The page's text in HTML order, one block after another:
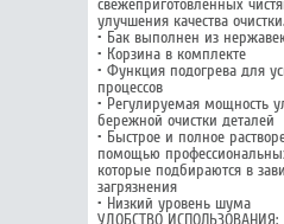
улучшения качества очистки.
• Бак выполнен из
• Корзина в комплекте
• Функция подогрева для
процессов
• Регулируемая мощность
бережной очистки деталей
• Быстрое и полное
помощью
которые подбираются в
загрязнения
• Низкий уровень шума
УДОБСТВО ИСПОЛЬЗОВАНИЯ: